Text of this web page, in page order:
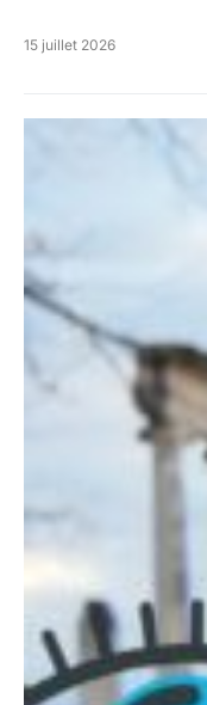
15 juillet 2026